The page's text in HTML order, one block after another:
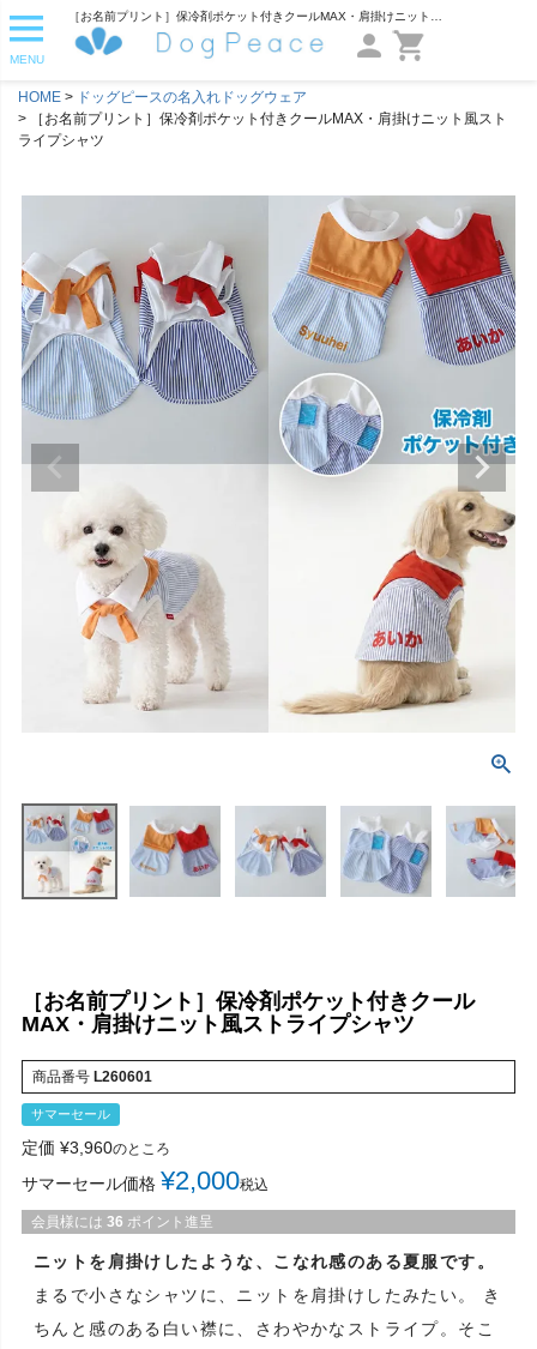
MENU
HOME
ドッグピースの名入れドッグウェア
［お名前プリント］保冷剤ポケット付きクールMAX・肩掛けニット風スト
ライプシャツ
［お名前プリント］保冷剤ポケット付きクール
MAX・肩掛けニット風ストライプシャツ
商品番号 L260601
サマーセール
定価 ¥3,960のところ
サマーセール価格 ¥2,000税込
会員様には 36 ポイント進呈
ニットを肩掛けしたような、こなれ感のある夏服です。
まるで小さなシャツに、ニットを肩掛けしたみたい。 き
ちんと感のある白い襟に、さわやかなストライプ。そこ